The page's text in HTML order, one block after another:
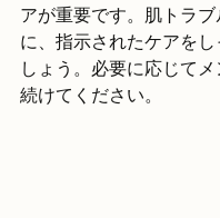
アが重要です。肌トラ
に、指示されたケアをし
しょう。必要に応じて
続けてください。